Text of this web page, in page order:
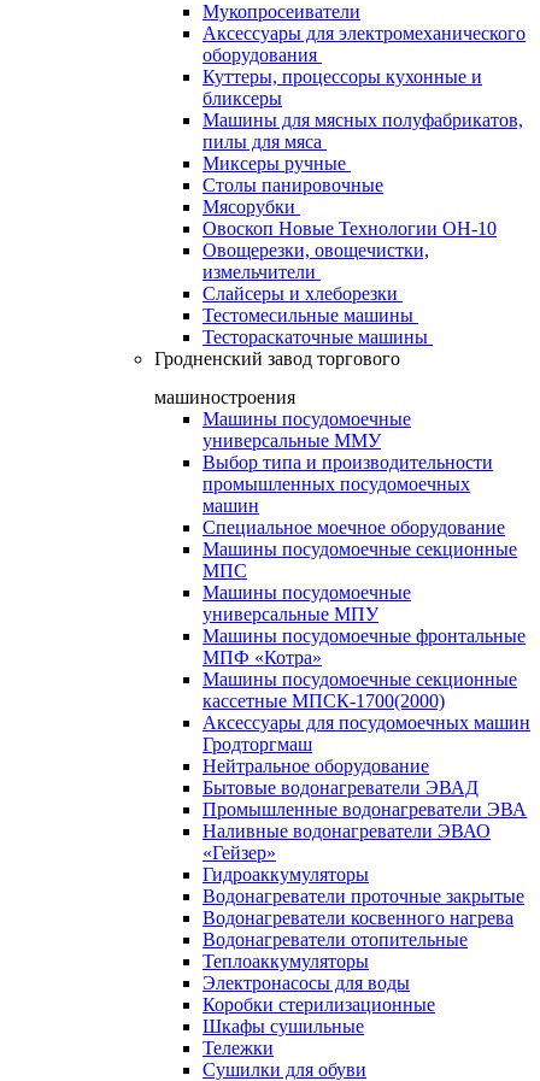
Мукопросеиватели
Аксессуары для электромеханического
оборудования
Куттеры, процессоры кухонные и
бликсеры
Машины для мясных полуфабрикатов,
пилы для мяса
Миксеры ручные
Столы панировочные
Мясорубки
Овоскоп Новые Технологии ОН-10
Овощерезки, овощечистки,
измельчители
Слайсеры и хлеборезки
Тестомесильные машины
Тестораскаточные машины
Гродненский завод торгового
машиностроения
Машины посудомоечные
универсальные ММУ
Выбор типа и производительности
промышленных посудомоечных
машин
Специальное моечное оборудование
Машины посудомоечные секционные
МПС
Машины посудомоечные
универсальные МПУ
Машины посудомоечные фронтальные
МПФ «Котра»
Машины посудомоечные секционные
кассетные МПСК-1700(2000)
Аксессуары для посудомоечных машин
Гродторгмаш
Нейтральное оборудование
Бытовые водонагреватели ЭВАД
Промышленные водонагреватели ЭВА
Наливные водонагреватели ЭВАО
«Гейзер»
Гидроаккумуляторы
Водонагреватели проточные закрытые
Водонагреватели косвенного нагрева
Водонагреватели отопительные
Теплоаккумуляторы
Электронасосы для воды
Коробки стерилизационные
Шкафы сушильные
Тележки
Сушилки для обуви